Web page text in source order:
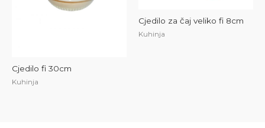
Cjedilo fi 30cm
Kuhinja
Cjedilo za čaj veliko fi 8cm
Kuhinja